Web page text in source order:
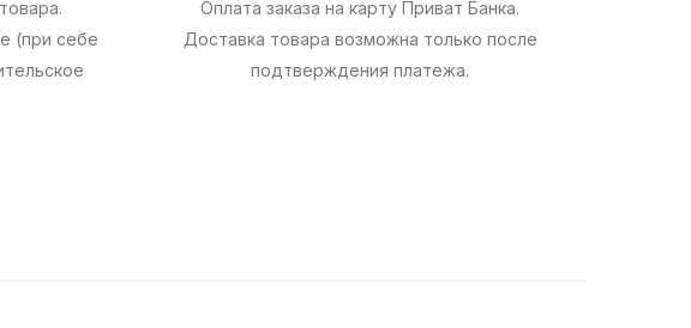
(при себе
Оплата заказа на карту Приват Банка.
Доставка товара возможна только после
подтверждения платежа.